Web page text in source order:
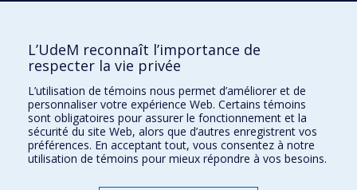
Kinésiologie et des sciences de l’activité physique
Orthophonie et audiologie
Réadaptation
Directions
DPC
CPASS
L’UdeM reconnaît l’importance de
respecter la vie privée
L’utilisation de témoins nous permet d’améliorer et de
personnaliser votre expérience Web. Certains témoins
sont obligatoires pour assurer le fonctionnement et la
sécurité du site Web, alors que d’autres enregistrent vos
préférences. En acceptant tout, vous consentez à notre
utilisation de témoins pour mieux répondre à vos besoins.